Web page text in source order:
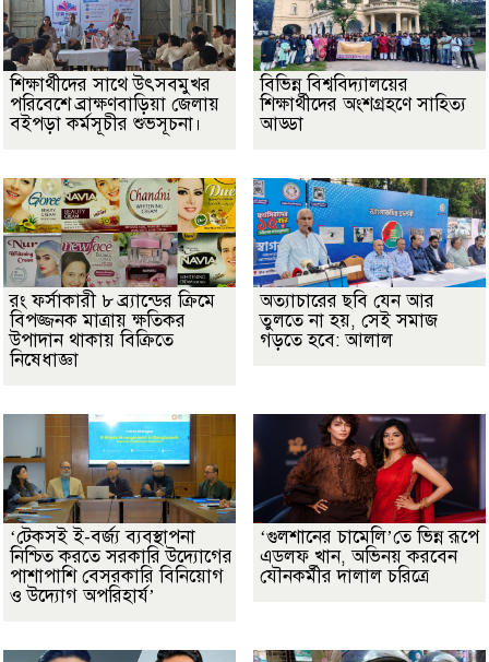
শিক্ষার্থীদের সাথে উৎসবমুখর
পরিবেশে ব্রাক্ষণবাড়িয়া জেলায়
বইপড়া কর্মসূচীর শুভসূচনা।
বিভিন্ন বিশ্ববিদ্যালয়ের
শিক্ষার্থীদের অংশগ্রহণে সাহিত্য
আড্ডা
রং ফর্সাকারী ৮ ব্র্যান্ডের ক্রিমে
বিপজ্জনক মাত্রায় ক্ষতিকর
উপাদান থাকায় বিক্রিতে
নিষেধাজ্ঞা
অত্যাচারের ছবি যেন আর
তুলতে না হয়, সেই সমাজ
গড়তে হবে: আলাল
‘টেকসই ই-বর্জ্য ব্যবস্থাপনা
নিশ্চিত করতে সরকারি উদ্যোগের
পাশাপাশি বেসরকারি বিনিয়োগ
ও উদ্যোগ অপরিহার্য’
‘গুলশানের চামেলি’তে ভিন্ন রূপে
এডলফ খান, অভিনয় করবেন
যৌনকর্মীর দালাল চরিত্রে